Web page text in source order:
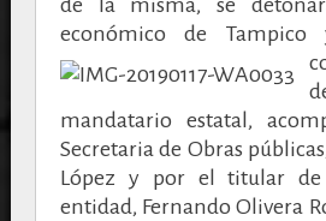
económico de
mandatario estatal,
Secretaria de Obras
López y por el titular
entidad, Fernando Olivera